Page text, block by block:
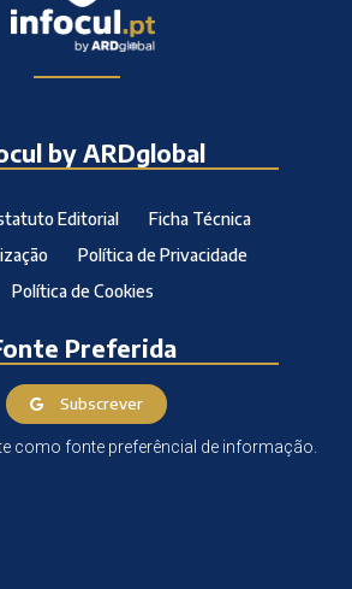
by ARDglobal
Editorial
Ficha Técnica
Política de Privacidade
Política de Cookies
Preferida
Subscrever
como fonte preferêncial de informação.